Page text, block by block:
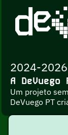
2024-2026
A
Um projeto
DeVuego PT